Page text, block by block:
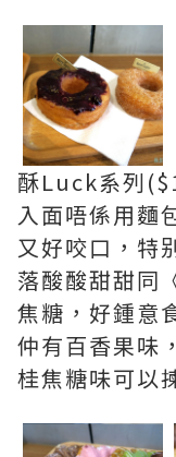
酥Luck系列
入面唔係用麵
又好咬口，特
落酸酸甜甜同
焦糖，好鍾意
仲有百香果味
桂焦糖味可以